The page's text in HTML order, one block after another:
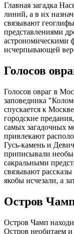
Главная загадка
линий, а в их
связывают
представлениями
астрономическими
исчерпывающей
Голосов
Голосов овраг в
заповедника
спускается к
городские
самых загадочных
привлекают
Гусь-камень и
приписывали
сакральными
связывают
якобы исчезали, а
Остров
Остров Чамп
Остров необитаем